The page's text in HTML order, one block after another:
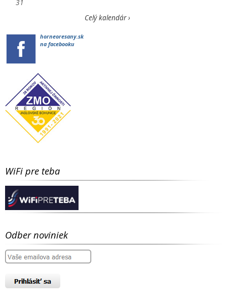
31
Celý kalendár ›
horneoresany.sk
na facebooku
WiFi pre teba
Odber noviniek